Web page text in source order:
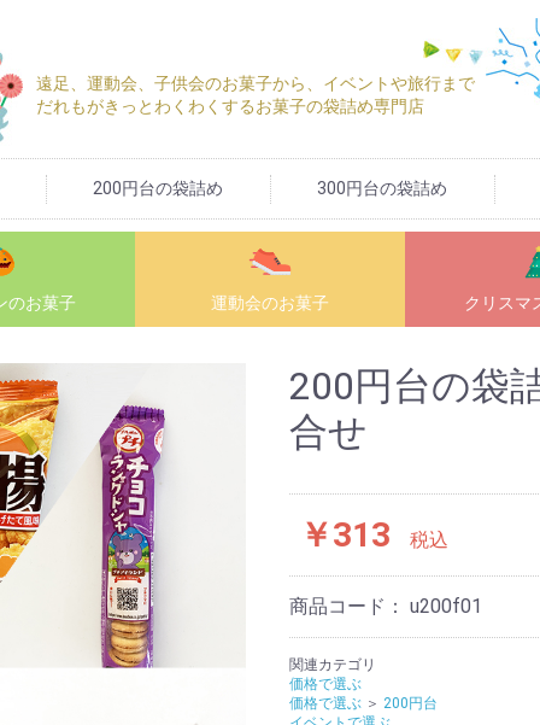
遠足、運動会、子供会のお菓子から、イベントや旅行まで
だれもがきっとわくわくするお菓子の袋詰め専門店
200円台の袋詰め 300円台の袋詰め
のお菓子 運動会のお菓子 クリスマ
200円台の袋
合せ
￥313 税込
商品コード： u200f01
関連カテゴリ
価格で選ぶ
価格で選ぶ ＞ 200円台